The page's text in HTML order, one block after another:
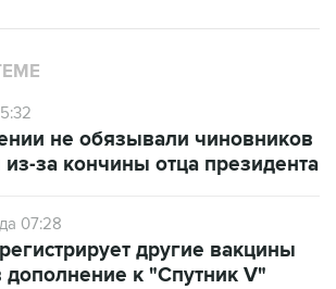
не обязывали чиновников
за кончины отца президента
07:28
другие вакцины
дополнение к "Спутник V"